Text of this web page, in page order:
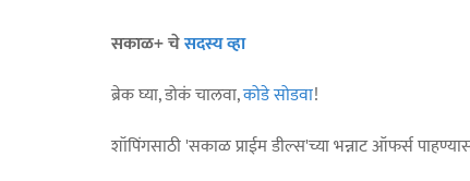
सकाळ+ चेसदस्य व्हा
ब्रेक घ्या, डोकं चालवा,कोडे सोडवा!
शॉपिंगसाठी 'सकाळ प्राईम डील्स'च्या भन्नाट ऑफर्स